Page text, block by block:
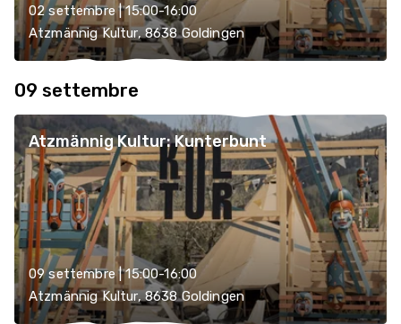
02 settembre | 15:00-16:00
Atzmännig Kultur, 8638 Goldingen
09 settembre
Atzmännig Kultur: Kunterbunt
09 settembre | 15:00-16:00
Atzmännig Kultur, 8638 Goldingen